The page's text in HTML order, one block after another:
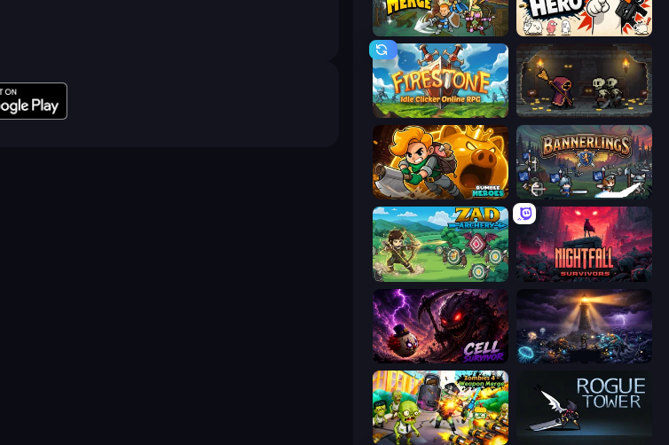
Fortress Merge Gun Hero: Cat Survival
Firestone – Idle Clicker Online RPG Lost Dungeon
Rumble Heroes Bannerlings
Zad Archery - Demo Nightfall Survivors
Cell Survivor The Last Lighthouse
Zombies 4 Weapon Merge Rogue Tower